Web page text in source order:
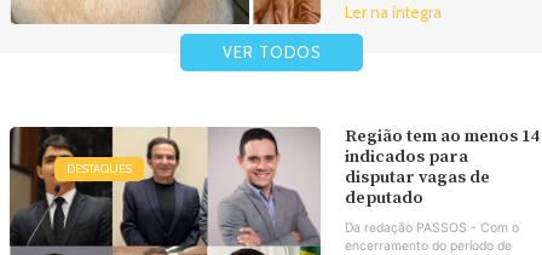
Ler na íntegra
VER TODOS
DESTAQUES
Região tem ao menos 14
indicados para
disputar vagas de
deputado
Da redação PASSOS - Com o
encerramento do período de